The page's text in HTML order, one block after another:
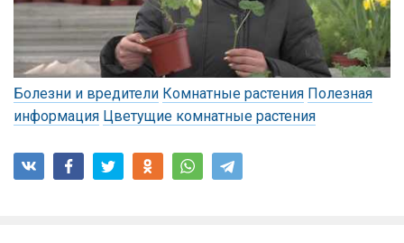
Болезни и вредители Комнатные растения Полезная
информация Цветущие комнатные растения